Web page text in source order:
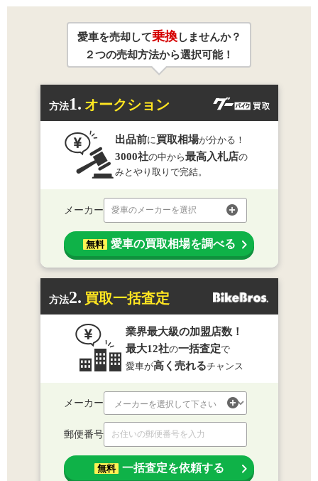
愛車を売却して乗換しませんか？
２つの売却方法から選択可能！
方法1. オークション
出品前に買取相場が分かる！
3000社の中から最高入札店の
みとやり取りで完結。
メーカー 愛車のメーカーを選択
無料 愛車の買取相場を調べる
方法2. 買取一括査定
業界最大級の加盟店数！
最大12社の一括査定で
愛車が高く売れるチャンス
メーカー
郵便番号
無料 一括査定を依頼する